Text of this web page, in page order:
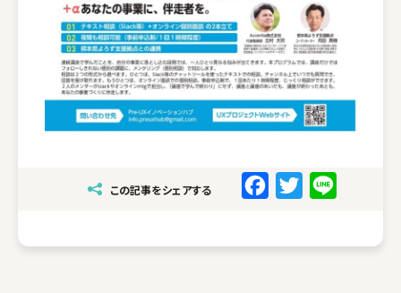
この記事をシェアする